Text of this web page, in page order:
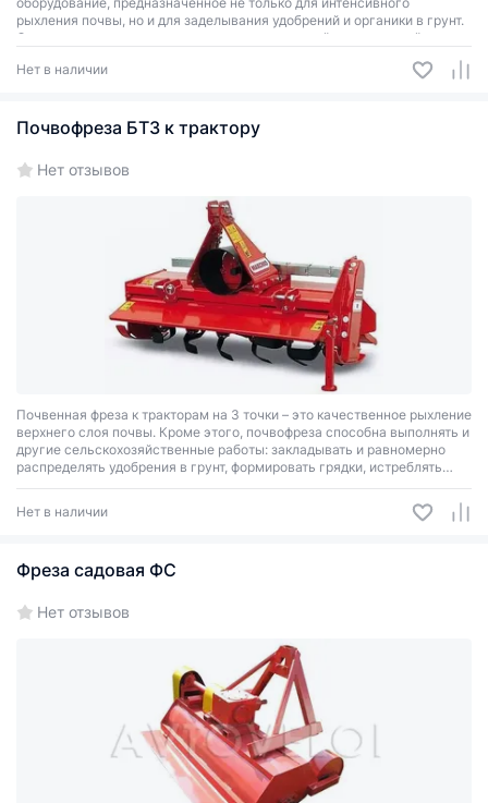
рыхления почвы, но и для заделывания удобрений и органики в грунт.
Она агрегатируется к тракторам со стандартной трехточечной
Нет в наличии
Почвофреза БТЗ к трактору
Нет отзывов
Почвенная фреза к тракторам на 3 точки – это качественное рыхление
верхнего слоя почвы. Кроме этого, почвофреза способна выполнять и
другие сельскохозяйственные работы: закладывать и равномерно
распределять удобрения в грунт, формировать грядки, истреблять
вредителей и сорняки.
Нет в наличии
Фреза садовая ФС
Нет отзывов